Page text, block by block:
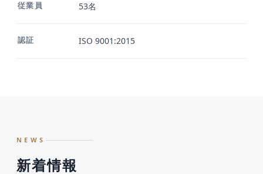
従業員 53名
認証 ISO 9001:2015
NEWS
新着情報